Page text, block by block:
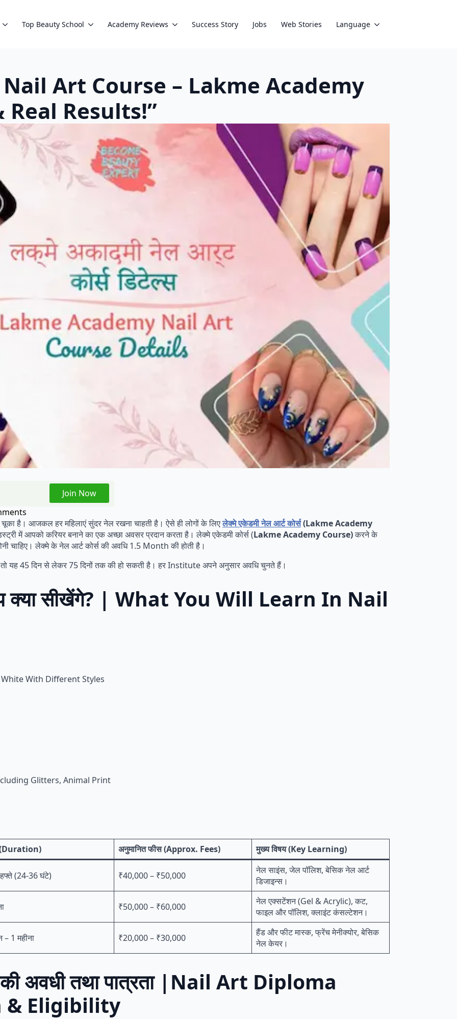
Top Beauty School Academy Reviews Success Story Jobs Web Stories Language
Nail Art Course – Lakme Academy
Results!”
Join Now
है। आजकल हर महिलाएं सुंदर नेल रखना चाहती है। ऐसे ही लोगों के लिएलेक्मे एकेडमी नेल आर्ट कोर्स(Lakme Academy
में आपको करियर बनाने का एक अच्छा अवसर प्रदान करता है। लेक्मे एकेडमी कोर्स (Lakme Academy Course)करने के
चाहिए। लेक्मे के नेल आर्ट कोर्स की अवधि 1.5 Month की होती है।
तो यह 45 दिन से लेकर 75 दिनों तक की हो सकती है। हर Institute अपने अनुसार अवधि चुनते हैं।
क्या सीखेंगे? | What You Will Learn In Nail
With Different Styles
Glitters, Animal Print
(Duration) अनुमानित फीस (Approx. Fees) मुख्य विषय (Key Learning)
(24-36 घंटे) ₹40,000 – ₹50,000
नेल साइंस, जेल पॉलिश, बेसिक नेल आर्ट
डिजाइन्स।
₹50,000 – ₹60,000
नेल एक्सटेंशन (Gel & Acrylic), कट,
फाइल और पॉलिश, क्लाइंट कंसल्टेशन।
– 1 महीना ₹20,000 – ₹30,000
हैंड और फीट मास्क, फ्रेंच मेनीक्योर, बेसिक
नेल केयर।
की अवधी तथा पात्रता |Nail Art Diploma
& Eligibility